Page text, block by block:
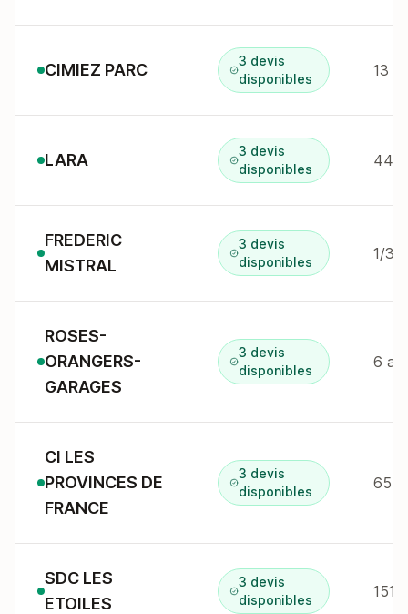
CIMIEZ PARC
3 devis
disponibles
13
LARA
3 devis
disponibles
44
FREDERIC
MISTRAL
3 devis
disponibles
1/3 r
ROSES-
ORANGERS-
GARAGES
3 devis
disponibles
6 av
CI LES
PROVINCES DE
FRANCE
3 devis
disponibles
65
SDC LES
ETOILES
3 devis
disponibles
151